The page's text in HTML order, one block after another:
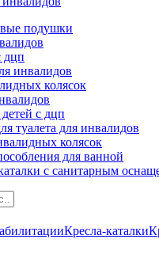
подушки
дцп
инвалидов
колясок
с дцп
туалета для инвалидов
колясок
для ванной
с санитарным
Кресла-каталки